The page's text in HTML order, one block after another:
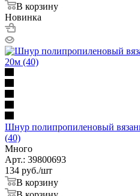
В корзину
Новинка
Шнур полипропиленовый
(40)
Много
Арт.: 39800693
134 руб./шт
В корзину